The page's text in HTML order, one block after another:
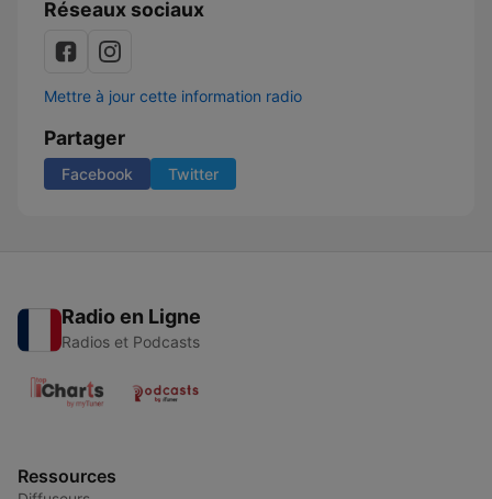
Réseaux sociaux
Mettre à jour cette information radio
Partager
Facebook Twitter
Radio en Ligne
Radios et Podcasts
Ressources